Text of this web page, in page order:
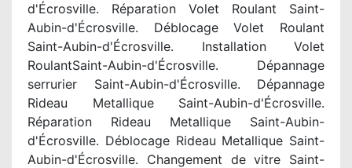
d'Écrosville. Réparation Volet Roulant Saint-
Aubin-d'Écrosville. Déblocage Volet Roulant
Saint-Aubin-d'Écrosville. Installation Volet
RoulantSaint-Aubin-d'Écrosville. Dépannage
serrurier Saint-Aubin-d'Écrosville. Dépannage
Rideau Metallique Saint-Aubin-d'Écrosville.
Réparation Rideau Metallique Saint-Aubin-
d'Écrosville. Déblocage Rideau Metallique Saint-
Aubin-d'Écrosville. Changement de vitre Saint-